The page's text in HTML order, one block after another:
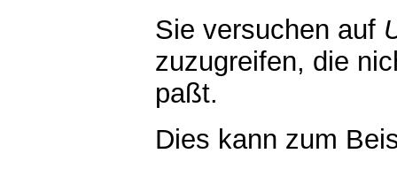
Sie versuchen auf
zuzugreifen, die
paßt.
Dies kann zum